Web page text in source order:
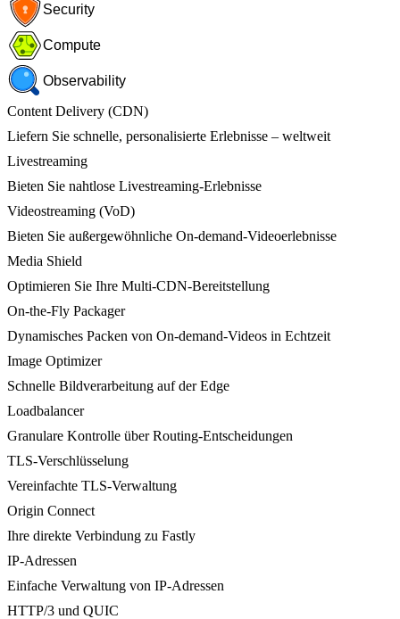
Security
Compute
Observability
Content Delivery (CDN)
Liefern Sie schnelle, personalisierte Erlebnisse – weltweit
Livestreaming
Bieten Sie nahtlose Livestreaming-Erlebnisse
Videostreaming (VoD)
Bieten Sie außergewöhnliche On-demand-Videoerlebnisse
Media Shield
Optimieren Sie Ihre Multi-CDN-Bereitstellung
On-the-Fly Packager
Dynamisches Packen von On-demand-Videos in Echtzeit
Image Optimizer
Schnelle Bildverarbeitung auf der Edge
Loadbalancer
Granulare Kontrolle über Routing-Entscheidungen
TLS-Verschlüsselung
Vereinfachte TLS-Verwaltung
Origin Connect
Ihre direkte Verbindung zu Fastly
IP-Adressen
Einfache Verwaltung von IP-Adressen
HTTP/3 und QUIC